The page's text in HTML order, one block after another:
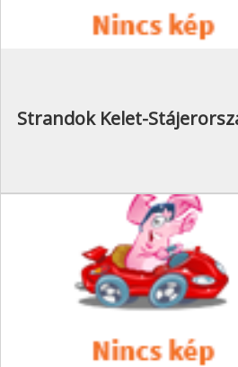
Strandok Kelet-